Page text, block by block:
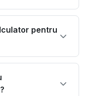
pentru